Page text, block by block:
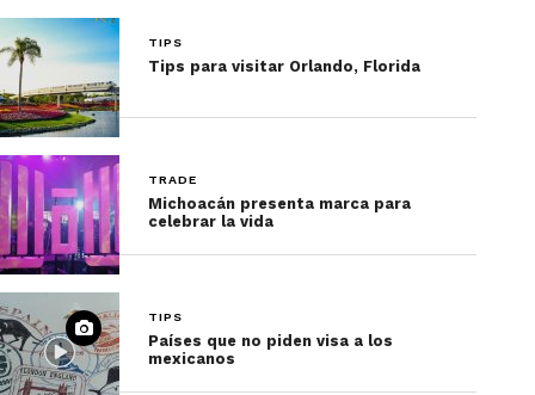
TIPS
Tips para visitar Orlando, Florida
TRADE
Michoacán presenta marca para
celebrar la vida
TIPS
Países que no piden visa a los
mexicanos